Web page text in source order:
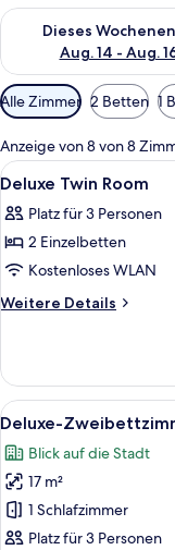
Dieses
Aug. 14 - Aug.
Überprüfe die
Verfügbare
Filter
für
Zimmer
Alle Zimmer 2 Betten 1
Anzeige von 8 von 8
Alle
Fotos
für
Deluxe
Twin
Room
27
Deluxe Twin Room
Platz für 3 Personen
2 Einzelbetten
Kostenloses WLAN
Weitere Details
Weitere
Twin
Room
Alle
Fotos
für
Deluxe-
Zweibettzimmer
anzeigen
7
Deluxe-
Blick auf die Stadt
17 m²
1 Schlafzimmer
Platz für 3 Personen